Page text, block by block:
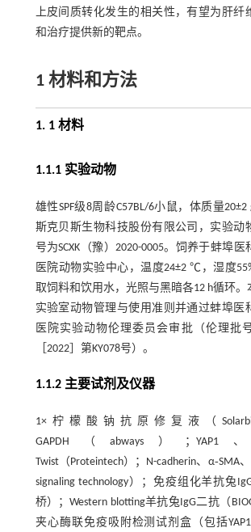
上皮间质转化发生的相关性，有望为肝纤
和治疗提供新的靶点。
1 材料和方法
1. 1 材料
1.1.1 实验动物
雄性SPF级8周龄C57BL/6小鼠，体质量
斯克贝斯生物科技股份有限公司，实验动
号为SCXK（豫）2020-0005。饲养于蚌埠
医院动物实验中心，温度24±2 ℃，湿度
取饲料和饮用水，光照与黑暗各12 h循环
实验室动物管理与使用准则并通过蚌埠医
医院实验动物伦理委员会审批（伦理批
［2022］第KY078号）。
1.1.2 主要试剂及仪器
1×柠檬酸钠抗原修复液（
GAPDH（abways）；YAP1、
Twist（Proteintech）；N-cadherin、α‑SMA
signaling technology）；免疫组化羊抗兔
桥）；Western blotting羊抗兔IgG二抗（
夹心酶联免疫吸附检测试剂盒（包括YAP1